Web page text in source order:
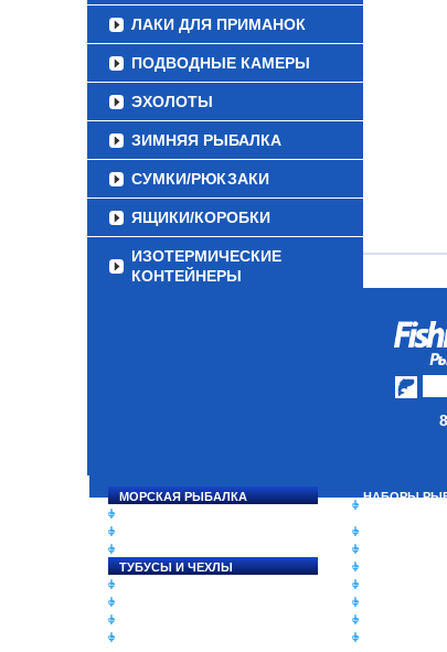
ЛАКИ ДЛЯ ПРИМАНОК
ПОДВОДНЫЕ КАМЕРЫ
ЭХОЛОТЫ
ЗИМНЯЯ РЫБАЛКА
СУМКИ/РЮКЗАКИ
ЯЩИКИ/КОРОБКИ
ИЗОТЕРМИЧЕСКИЕ
КОНТЕЙНЕРЫ
МОРСКАЯ РЫБАЛКА
ТУБУСЫ И ЧЕХЛЫ
НАБОРЫ